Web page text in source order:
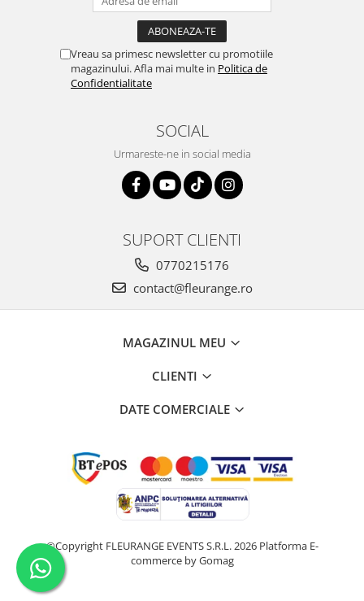
Vreau sa primesc newsletter cu promotiile
magazinului. Afla mai multe in Politica de
Confidentialitate
SOCIAL
Urmareste-ne in social media
SUPORT CLIENTI
0770215176
contact@fleurange.ro
MAGAZINUL MEU
CLIENTI
DATE COMERCIALE
©Copyright FLEURANGE EVENTS S.R.L. 2026 Platforma E-
commerce by Gomag